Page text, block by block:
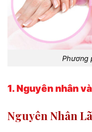
Phương
1. Nguyên nhân
Nguyên Nhân